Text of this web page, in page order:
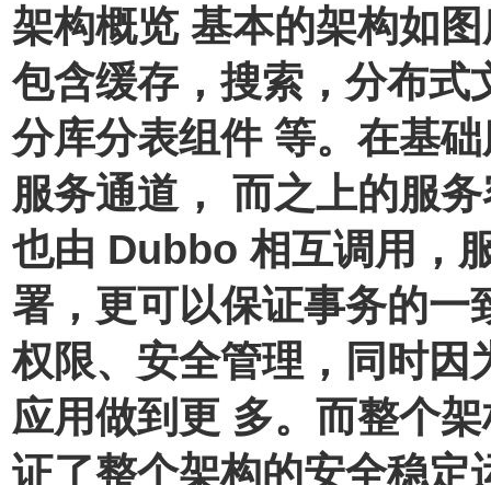
架构概览 基本的架构如
包含缓存，搜索，分布式
分库分表组件 等。在基
服务通道， 而之上的服
也由 Dubbo 相互调用，
署，更可以保证事务的一
权限、安全管理，同时因
应用做到更 多。而整个
证了整个架构的安全稳定